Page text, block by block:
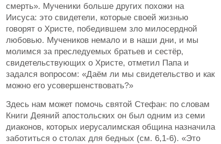
смерть». Мученики больше других похожи на
Иисуса: это свидетели, которые своей жизнью
говорят о Христе, победившем зло милосердной
любовью. Мучеников немало и в наши дни, и мы
молимся за преследуемых братьев и сестёр,
свидетельствующих о Христе, отметил Папа и
задался вопросом: «Даём ли мы свидетельство и как
можно его усовершенствовать?»
Здесь нам может помочь святой Стефан: по словам
Книги Деяний апостольских он был одним из семи
диаконов, которых иерусалимская община назначила
заботиться о столах для бедных (см. 6,1-6). «Это